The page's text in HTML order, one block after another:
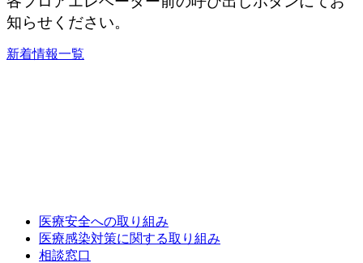
知らせください。
新着情報一覧
医療安全への取り組み
医療感染対策に関する取り組み
相談窓口